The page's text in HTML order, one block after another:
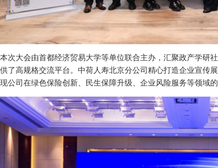
本次大会由首都经济贸易大学等单位联合主办，汇聚政产学研
供了高规格交流平台。中荷人寿北京分公司精心打造企业宣传
现公司在绿色保险创新、民生保障升级、企业风险服务等领域